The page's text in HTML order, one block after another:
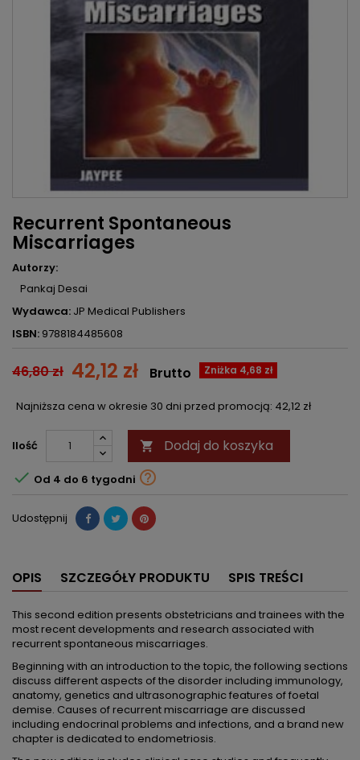
Recurrent Spontaneous
Miscarriages
Autorzy:
Pankaj Desai
Wydawca: JP Medical Publishers
ISBN: 9788184485608
46,80 zł 42,12 zł Zniżka 4,68 zł
Brutto
Najniższa cena w okresie 30 dni przed promocją: 42,12 zł
Ilość  Dodaj do koszyka
 Od 4 do 6 tygodni 
Udostępnij
OPIS SZCZEGÓŁY PRODUKTU SPIS TREŚCI
This second edition presents obstetricians and trainees with the
most recent developments and research associated with
recurrent spontaneous miscarriages.
Beginning with an introduction to the topic, the following sections
discuss different aspects of the disorder including immunology,
anatomy, genetics and ultrasonographic features of foetal
demise. Causes of recurrent miscarriage are discussed
including endocrinal problems and infections, and a brand new
chapter is dedicated to endometriosis.